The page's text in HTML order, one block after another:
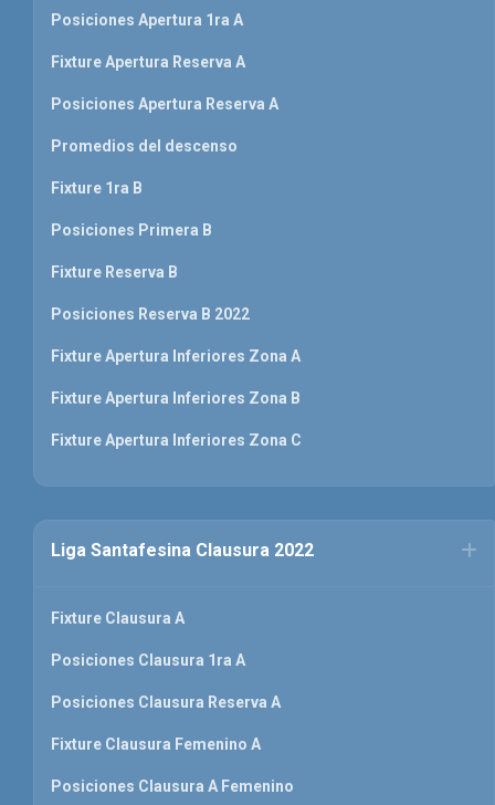
Posiciones Apertura 1ra A
Fixture Apertura Reserva A
Posiciones Apertura Reserva A
Promedios del descenso
Fixture 1ra B
Posiciones Primera B
Fixture Reserva B
Posiciones Reserva B 2022
Fixture Apertura Inferiores Zona A
Fixture Apertura Inferiores Zona B
Fixture Apertura Inferiores Zona C
Liga Santafesina Clausura 2022
Fixture Clausura A
Posiciones Clausura 1ra A
Posiciones Clausura Reserva A
Fixture Clausura Femenino A
Posiciones Clausura A Femenino